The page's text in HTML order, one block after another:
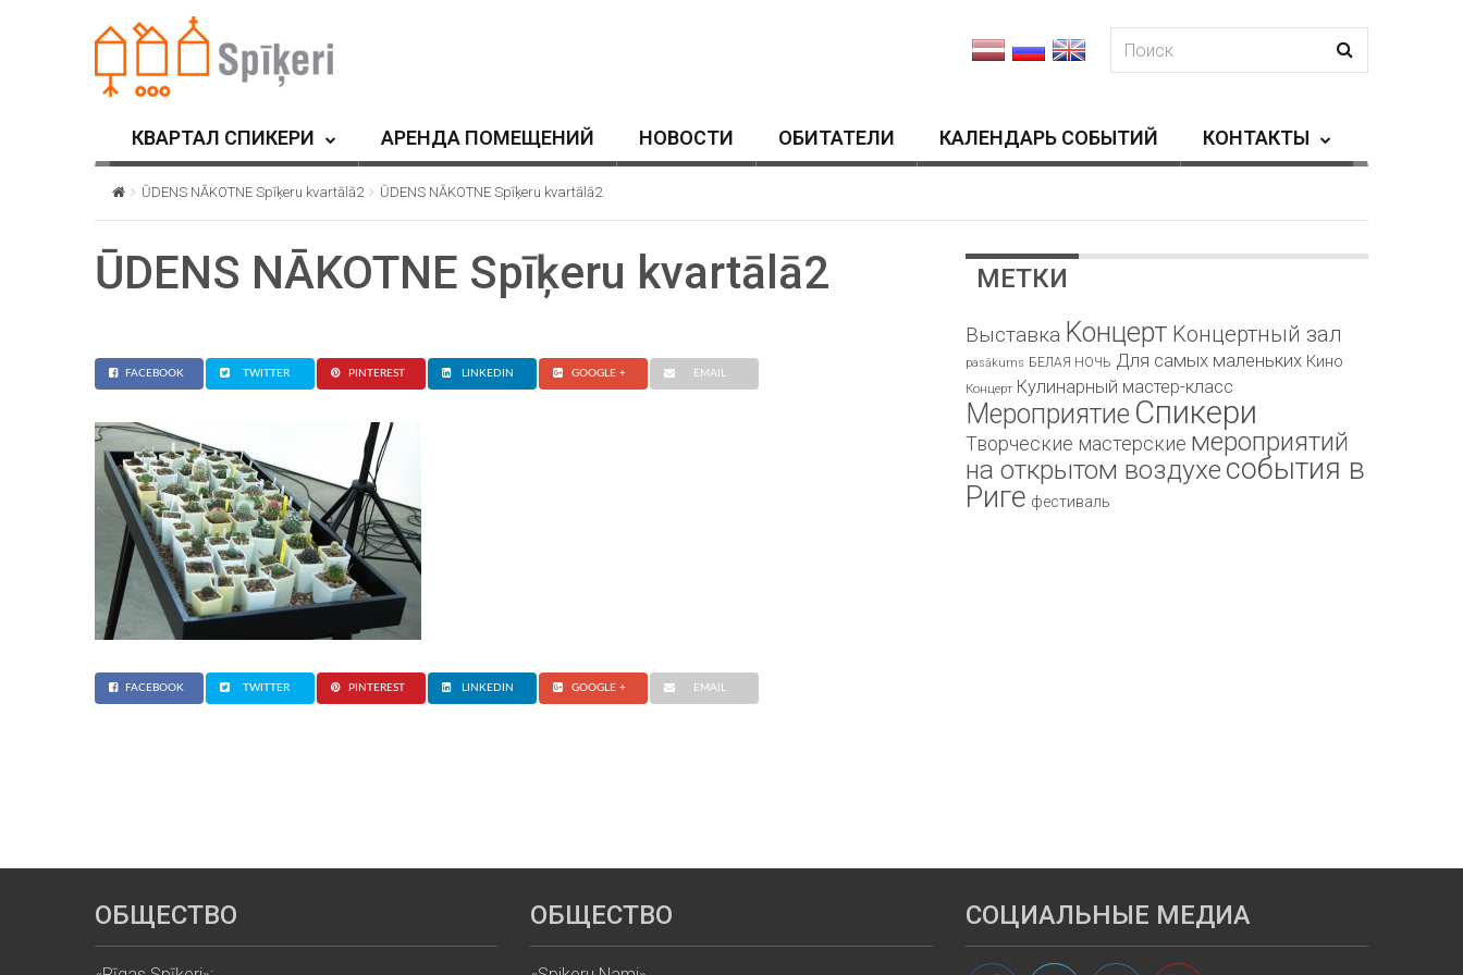
КВАРТАЛ СПИКЕРИ АРЕНДА ПОМЕЩЕНИЙ HОВОСТИ ОБИТАТЕЛИ КАЛЕНДАРЬ СОБЫТИЙ КОНТАКТЫ
ŪDENS NĀKOTNE Spīķeru kvartālā2 ŪDENS NĀKOTNE Spīķeru kvartālā2
ŪDENS NĀKOTNE Spīķeru kvartālā2
FACEBOOK TWITTER PINTEREST LINKEDIN GOOGLE + EMAIL
FACEBOOK TWITTER PINTEREST LINKEDIN GOOGLE + EMAIL
МЕТКИ
Bыставка Kонцерт Kонцертный зал
pasākums БЕЛАЯ НОЧЬ Для самых маленьких Кино
Концерт Кулинарный мастер-класс
Мероприятие Спикери
Творческие мастерские мероприятий
на открытом воздухе события в
Риге фестиваль
ОБЩЕСТВО ОБЩЕСТВО СОЦИАЛЬНЫЕ МЕДИА